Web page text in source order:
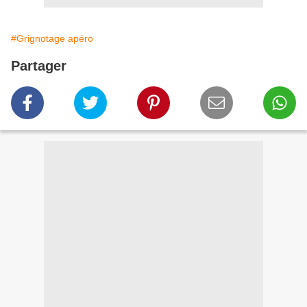
#Grignotage apéro
Partager